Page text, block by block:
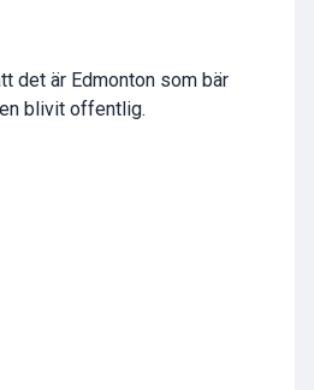
det är Edmonton som bär
blivit offentlig.